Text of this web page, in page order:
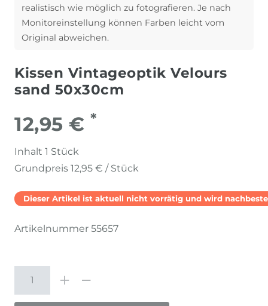
realistisch wie möglich zu fotografieren. Je nach
Monitoreinstellung können Farben leicht vom
Original abweichen.
Kissen Vintageoptik Velours
sand 50x30cm
12,95 € *
Inhalt 1 Stück
Grundpreis 12,95 € / Stück
Dieser Artikel ist aktuell nicht vorrätig und wird
Artikelnummer 55657